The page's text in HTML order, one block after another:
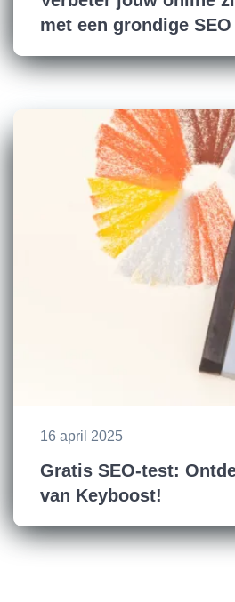
met een grondige
16 april 2025
Gratis SEO-test:
van Keyboost!